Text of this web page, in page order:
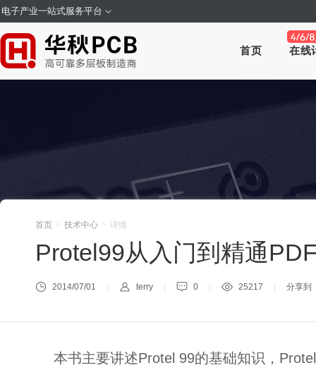
电子产业一站式服务平台
首页 在线
首页 > 技术中心 > 详情
Protel99从入门到精通
2014/07/01 terry 0 25217 分享到
本书主要讲述Protel 99的基础知识，